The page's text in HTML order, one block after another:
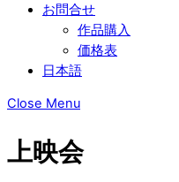
お問合せ
作品購入
価格表
日本語
Close Menu
上映会